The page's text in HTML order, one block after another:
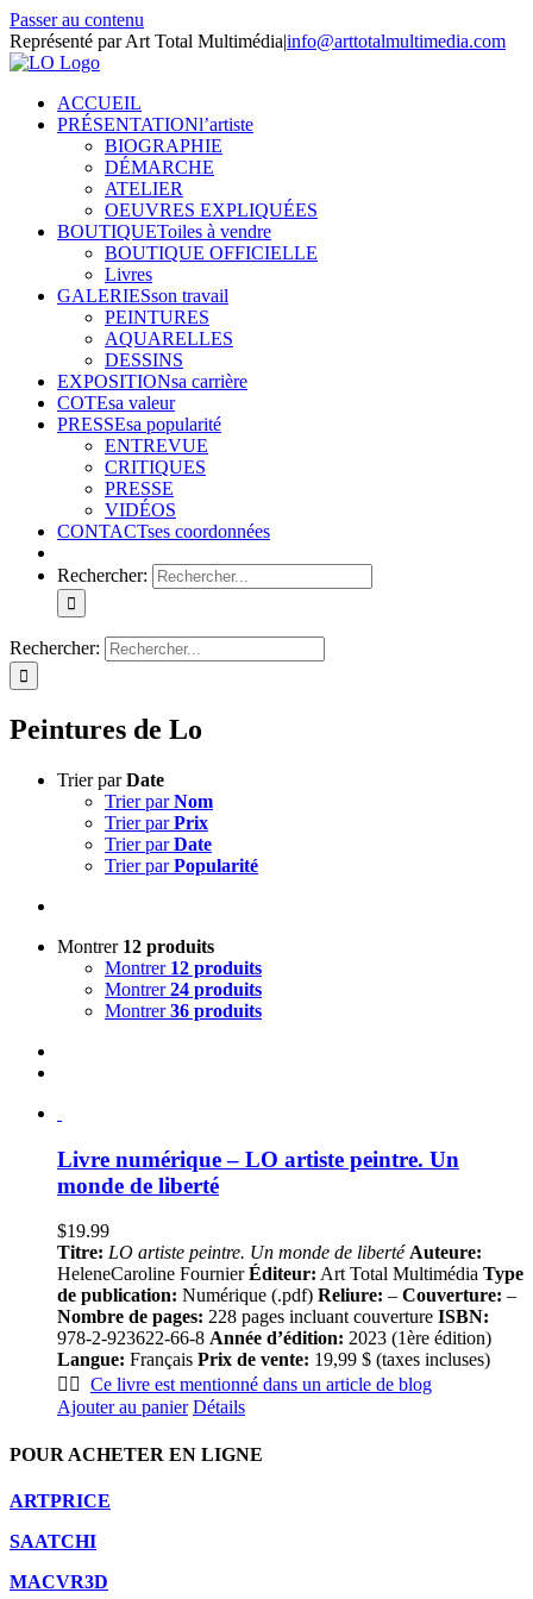
Passer au contenu
Représenté par Art Total Multimédia|info@arttotalmultimedia.com
ACCUEIL
PRÉSENTATIONl’artiste
BIOGRAPHIE
DÉMARCHE
ATELIER
OEUVRES EXPLIQUÉES
BOUTIQUEToiles à vendre
BOUTIQUE OFFICIELLE
Livres
GALERIESson travail
PEINTURES
AQUARELLES
DESSINS
EXPOSITIONsa carrière
COTEsa valeur
PRESSEsa popularité
ENTREVUE
CRITIQUES
PRESSE
VIDÉOS
CONTACTses coordonnées
Rechercher:
Rechercher:
Peintures de Lo
Trier parDate
Trier parNom
Trier parPrix
Trier parDate
Trier parPopularité
Montrer 12 produits
Montrer 12 produits
Montrer24 produits
Montrer36 produits
Livre numérique – LO artiste peintre. Un
monde de liberté
$19.99
Titre: LO artiste peintre. Un monde de liberté Auteure:
HeleneCaroline FournierÉditeur: Art Total Multimédia Type
de publication: Numérique (.pdf) Reliure: – Couverture: –
Nombre de pages: 228 pages incluant couverture ISBN:
978-2-923622-66-8 Année d’édition: 2023 (1ère édition)
Langue: Français Prix de vente: 19,99 $ (taxes incluses)
👍🏻 Ce livre est mentionné dans un article de blog
Ajouter au panier Détails
POUR ACHETER EN LIGNE
ARTPRICE
SAATCHI
MACVR3D